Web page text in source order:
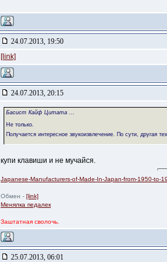
24.07.2013, 19:50
[link]
24.07.2013, 20:15
Басист Кайф Цитата ...
Не только.
Получается интересное звукоизвлечение. По сути, другая
купи клавиши и не мучайся.
Japanese-Manufacturers-of-Made-In-Japan-from-1950-to-
Обмен - [link]
Менялка педалек
Заштатная сволочь.
25.07.2013, 06:01